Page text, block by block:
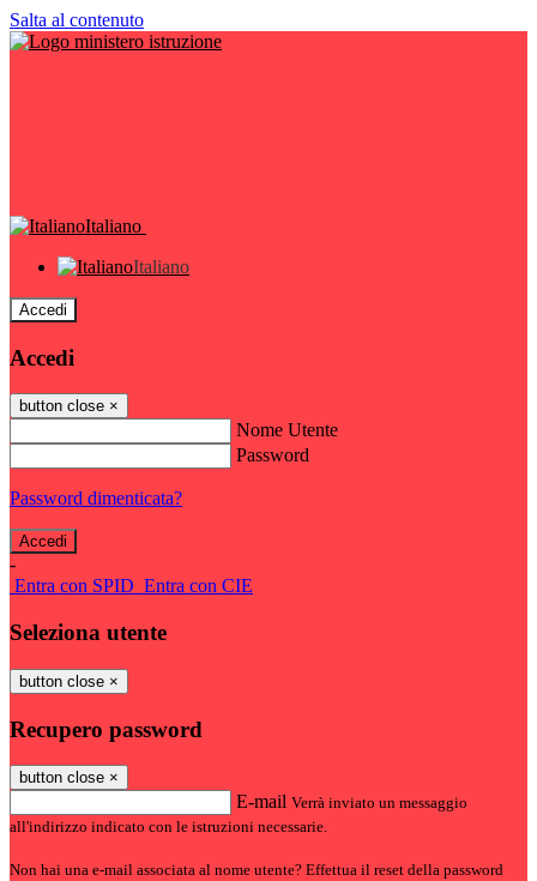
Salta al contenuto
Italiano
Italiano
Accedi
Accedi
button close ×
Nome Utente
Password
Password dimenticata?
-
Entra con SPID Entra con CIE
Seleziona utente
button close ×
Recupero password
button close ×
E-mail Verrà inviato un messaggio
all'indirizzo indicato con le istruzioni necessarie.
Non hai una e-mail associata al nome utente? Effettua il reset della password